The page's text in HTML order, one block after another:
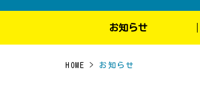
お知らせ
HOME > お知らせ